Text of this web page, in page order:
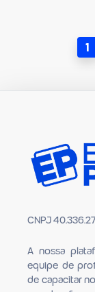
1
CNPJ
A nossa
equipe de
de capacitar